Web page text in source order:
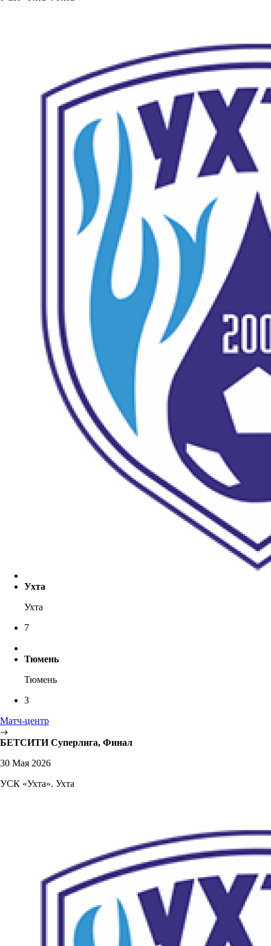
Ухта
Ухта
7
Тюмень
Тюмень
3
Матч-центр
БЕТСИТИ Суперлига, Финал
30 Мая 2026
УСК «Ухта». Ухта